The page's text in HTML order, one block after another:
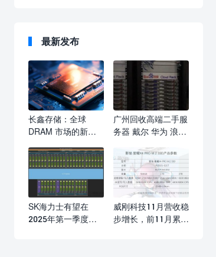
最新发布
长鑫存储：全球
DRAM 市场的新兴
广州回收高端二手服
务器 戴尔 华为 浪潮
SK海力士有望在
2025年第一季度
威刚科技11月营收稳
步增长，前11月累计